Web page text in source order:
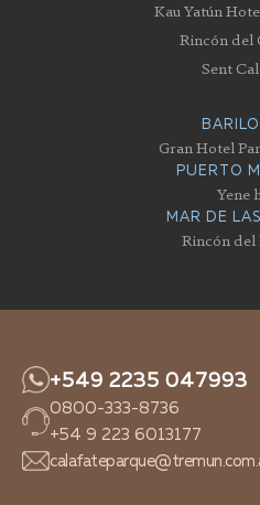
Kau Yatún
Rincón del
Sent
Gran Hotel
PUERTO
Yene
MAR DE
Rincón del
+549 2235 047993
0800-333-8736
+54 9 223 6013177